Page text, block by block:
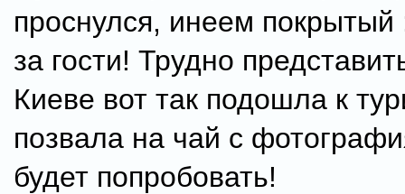
проснулся, инеем
за гости! Трудно
Киеве вот так подошла к
позвала на чай с
будет попробовать!